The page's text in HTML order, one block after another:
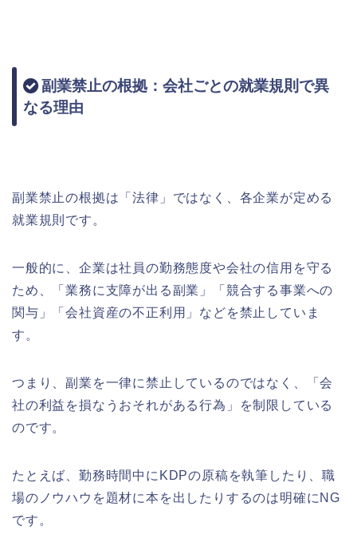
副業禁止の根拠：会社ごとの就業規則で異
なる理由
副業禁止の根拠は「法律」ではなく、各企業が定める
就業規則です。
一般的に、企業は社員の勤務態度や会社の信用を守る
ため、「業務に支障が出る副業」「競合する事業への
関与」「会社資産の不正利用」などを禁止していま
す。
つまり、副業を一律に禁止しているのではなく、「会
社の利益を損なうおそれがある行為」を制限している
のです。
たとえば、勤務時間中にKDPの原稿を執筆したり、職
場のノウハウを題材に本を出したりするのは明確にNG
です。